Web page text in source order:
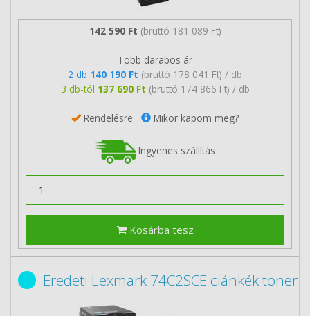
142 590 Ft (bruttó 181 089 Ft)
Több darabos ár
2 db 140 190 Ft (bruttó 178 041 Ft) / db
3 db-tól 137 690 Ft (bruttó 174 866 Ft) / db
Rendelésre Mikor kapom meg?
Ingyenes szállítás
Kosárba tesz
Eredeti Lexmark 74C2SCE ciánkék toner